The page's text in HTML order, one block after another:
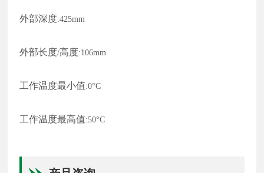
外部深度:425mm
外部长度/高度:106mm
工作温度最小值:0°C
工作温度最高值:50°C